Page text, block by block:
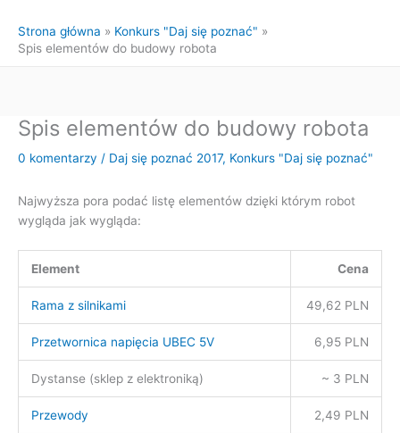
Strona główna
Konkurs "Daj się poznać"
Spis elementów do budowy robota
Spis elementów do budowy robota
0 komentarzy / Daj się poznać 2017, Konkurs "Daj się poznać"
Najwyższa pora podać listę elementów dzięki którym robot
wygląda jak wygląda:
Element Cena
Rama z silnikami 49,62 PLN
Przetwornica napięcia UBEC 5V 6,95 PLN
Dystanse (sklep z elektroniką) ~ 3 PLN
Przewody 2,49 PLN